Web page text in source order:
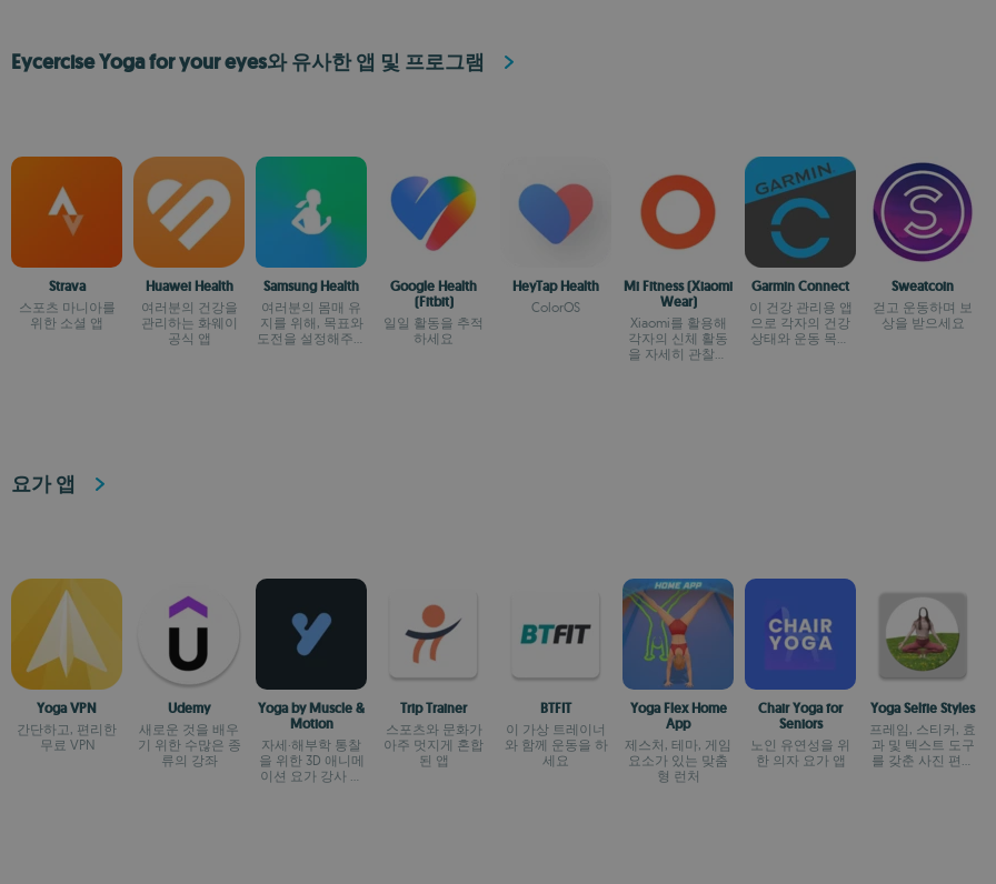
Eycercise Yoga for your eyes와 유사한 앱 및 프로그램
Strava
스포츠 마니아를
위한 소셜 앱
Huawei Health
여러분의 건강을
관리하는 화웨이
공식 앱
Samsung Health
여러분의 몸매 유
지를 위해, 목표와
도전을 설정해주는
Google Health
(Fitbit)
일일 활동을 추적
하세요
HeyTap Health
ColorOS
Mi Fitness (Xiaomi
Wear)
Xiaomi를 활용해
각자의 신체 활동
을 자세히 관찰해
Garmin Connect
이 건강 관리용 앱
으로 각자의 건강
상태와 운동 목표
Sweatcoin
걷고 운동하며 보
상을 받으세요
요가 앱
Yoga VPN
간단하고, 편리한
무료 VPN
Udemy
새로운 것을 배우
기 위한 수많은 종
류의 강좌
Yoga by Muscle &
Motion
자세·해부학 통찰
을 위한 3D 애니메
이션 요가 강사 자
Trip Trainer
스포츠와 문화가
아주 멋지게 혼합
된 앱
BTFIT
이 가상 트레이너
와 함께 운동을 하
세요
Yoga Flex Home
App
제스처, 테마, 게임
요소가 있는 맞춤
형 런처
Chair Yoga for
Seniors
노인 유연성을 위
한 의자 요가 앱
Yoga Selfie Styles
프레임, 스티커, 효
과 및 텍스트 도구
를 갖춘 사진 편집